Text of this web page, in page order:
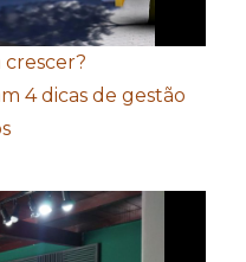
4 dicas de gestão